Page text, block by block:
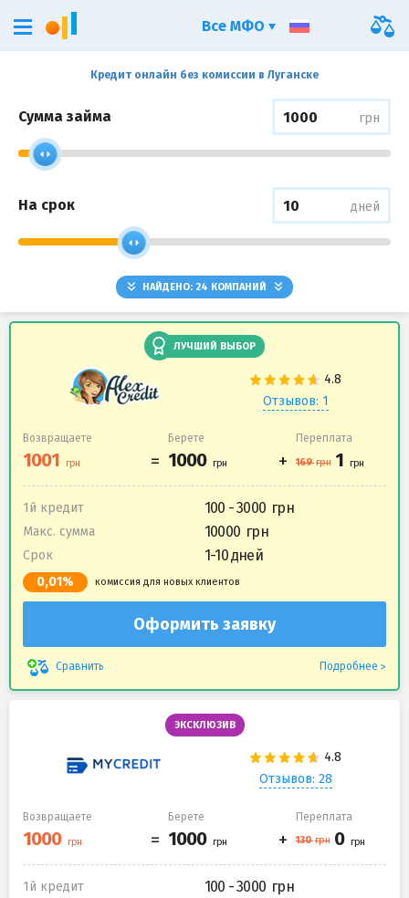
Кредит онлайн без комиссии в Луганске
Сумма займа грн
На срок дней
НАЙДЕНО: 24 КОМПАНИЙ
ЛУЧШИЙ ВЫБОР
Отзывов: 1
Возвращаете Берете Переплата
1й кредит 100 - 3000
Макс. сумма 10000
Срок 1-10 дней
0,01% комиссия для новых клиентов
Оформить заявку
Сравнить Подробнее
ЭКСКЛЮЗИВ
Отзывов: 28
Возвращаете Берете Переплата
1й кредит 100 - 3000
Все МФО